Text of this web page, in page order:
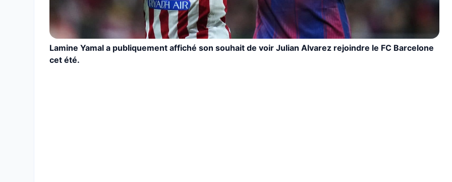
Lamine Yamal a publiquement affiché son souhait de voir Julian Alvarez rejoindre le FC Barcelone
cet été.